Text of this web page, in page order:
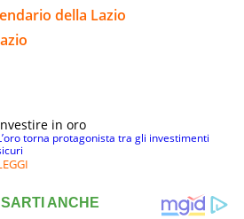
della Lazio
in oro
torna protagonista tra gli investimenti